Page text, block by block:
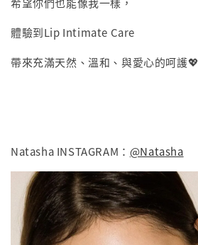
體驗到Lip Intimate Care
帶來充滿天然、溫和、與愛心的呵護💖
Natasha INSTAGRAM： @Natasha